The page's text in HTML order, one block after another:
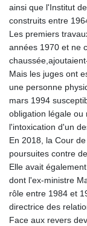
ainsi que l'Institut
construits entre
Les premiers
années 1970 et ne
Mais les juges ont
une personne
mars 1994
obligation légale ou
l'intoxication d'un
En 2018, la Cour
poursuites contre
Elle avait
dont l'ex-ministre
rôle entre 1984 et
directrice des
Face aux revers